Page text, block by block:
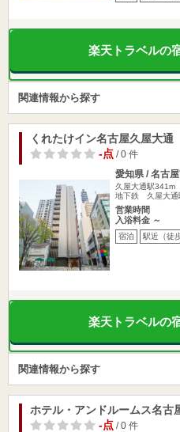
楽天トラベルの
関連情報から探す
くれたけイン名古屋久屋大通
-点/ 0 件
愛知県 / 名古
久屋大通駅341m
地下鉄 久屋大通
営業時間
入浴料金 ～
宿泊 駅近（徒
楽天トラベルの
関連情報から探す
ホテル・アンドルームス名古
-点/ 0 件